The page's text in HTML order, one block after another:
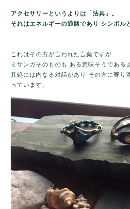
アクセサリーというよりは「法具」。
それはエネルギーの通路であり シンボル
これはその方が言われた言葉ですが
ミサンガそのものも ある意味そうである
其処には内なる対話があり その方に寄り
っています。